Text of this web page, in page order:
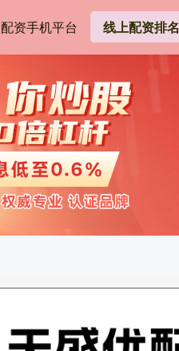
配资手机平台 线上配资排名